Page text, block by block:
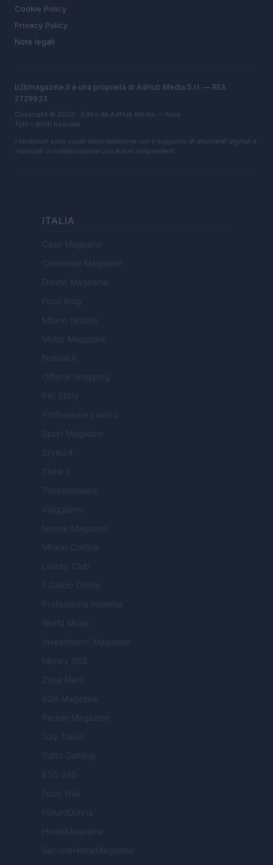
Cookie Policy
Privacy Policy
Note legali
b2bmagazine.it è una proprietà di AdHub Media S.r.l. — REA
2729933
Copyright © 2026 · Edito da AdHub Media — Italia
Tutti i diritti riservati
I contenuti sono curati dalla redazione con il supporto di strumenti digitali e
realizzati in collaborazione con autori indipendenti.
ITALIA
Casa Magazine
Cineverse Magazine
Donne Magazine
Food Blog
Milano Notizie
Motor Magazine
Notizie.it
Offerte Shopping
Pet Story
Professione Lavoro
Sport Magazine
Style24
Think.it
Tuobenessere
Viaggiamo
Nonne Magazine
Milano Cortina
Luxury Club
Il Calcio Online
Professione mamma
World Music
Investimenti Magazine
Money 365
Zona Nerd
B2B Magazine
People Magazine
Day Travel
Tutto Gaming
ESG 365
Food Wiki
FuturoDonna
HomeMagazine
SecondHomeMagazine